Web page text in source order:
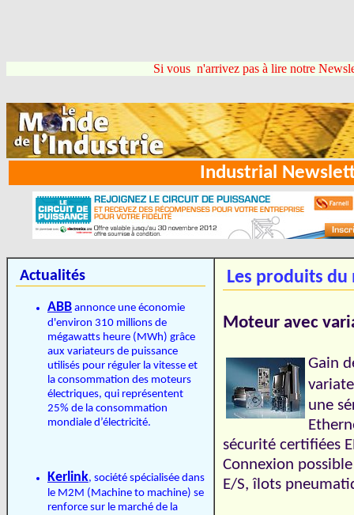
Si vous n'arrivez pas à lire notre
Industrial
Actualités
ABB annonce une économie
d'environ 310 millions de
mégawatts heure (MWh) grâce
aux variateurs de puissance
utilisés pour réguler la vitesse et
la consommation des moteurs
électriques, qui représentent
25% de la consommation
mondiale d’électricité.
Kerlink, société spécialisée dans
le M2M (Machine to machine) se
renforce sur le marché de la
Les produits du
Moteur avec
Gain
une
sécurité certifiées
Connexion
E/S, îlots